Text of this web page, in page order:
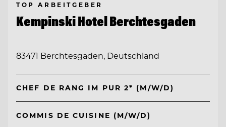
TOP ARBEITGEBER
Kempinski Hotel Berchtesgaden
83471 Berchtesgaden, Deutschland
CHEF DE RANG IM PUR 2* (M/W/D)
COMMIS DE CUISINE (M/W/D)